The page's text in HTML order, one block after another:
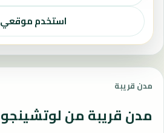
استخدم موقعي
مدن قريبة
مدن قريبة من لوتشينجو